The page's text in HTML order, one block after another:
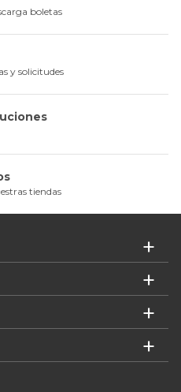
boletas
y solicitudes
tiendas